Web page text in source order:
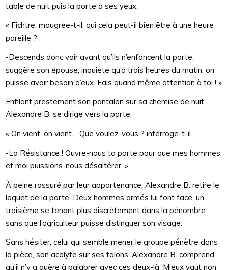
table de nuit puis la porte à ses yeux.
« Fichtre, maugrée-t-il, qui cela peut-il bien être à une heure
pareille ?
-Descends donc voir avant qu’ils n’enfoncent la porte,
suggère son épouse, inquiète qu’à trois heures du matin, on
puisse avoir besoin d’eux. Fais quand même attention à toi ! »
Enfilant prestement son pantalon sur sa chemise de nuit,
Alexandre B. se dirige vers la porte.
« On vient, on vient… Que voulez-vous ? interroge-t-il.
-La Résistance ! Ouvre-nous ta porte pour que mes hommes
et moi puissions-nous désaltérer. »
À peine rassuré par leur appartenance, Alexandre B. retire le
loquet de la porte. Deux hommes armés lui font face, un
troisième se tenant plus discrètement dans la pénombre
sans que l’agriculteur puisse distinguer son visage.
Sans hésiter, celui qui semble mener le groupe pénètre dans
la pièce, son acolyte sur ses talons. Alexandre B. comprend
qu’il n’y a guère à palabrer avec ces deux-là. Mieux vaut non